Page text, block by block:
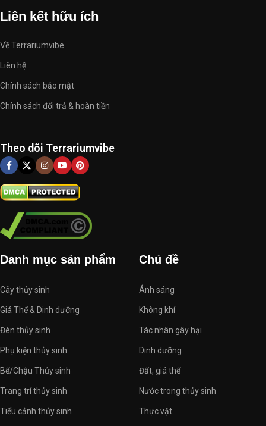
Liên kết hữu ích
Về Terrariumvibe
Liên hệ
Chính sách bảo mật
Chính sách đổi trả & hoàn tiền
Theo dõi Terrariumvibe
Danh mục sản phẩm
Cây thủy sinh
Giá Thể & Dinh dưỡng
Đèn thủy sinh
Phụ kiện thủy sinh
Bể/Chậu Thủy sinh
Trang trí thủy sinh
Tiểu cảnh thủy sinh
Chủ đề
Ánh sáng
Không khí
Tác nhân gây hại
Dinh dưỡng
Đất, giá thể
Nước trong thủy sinh
Thực vật